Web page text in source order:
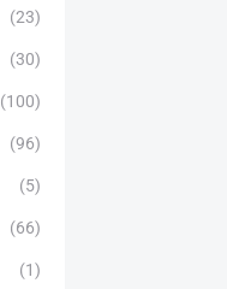
(23)
(30)
(100)
(96)
(5)
(66)
(1)